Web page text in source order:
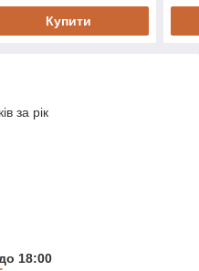
Купити
за рік
18:00